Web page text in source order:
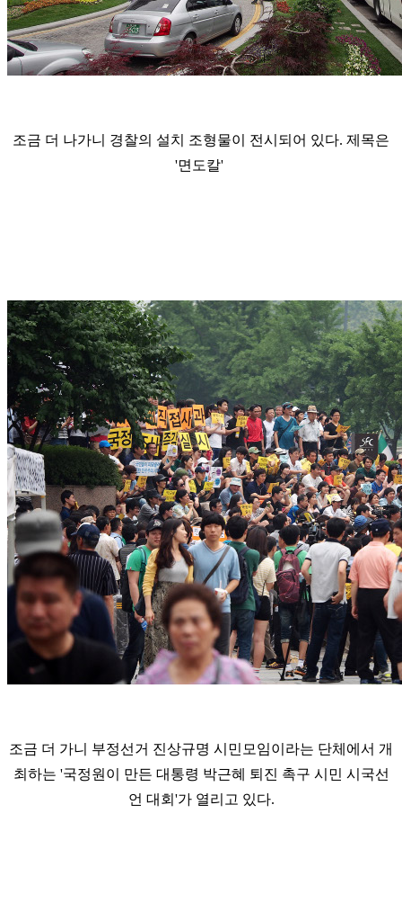
조금 더 나가니 경찰의 설치 조형물이 전시되어 있다. 제목은
'면도칼'
조금 더 가니 부정선거 진상규명 시민모임이라는 단체에서 개
최하는 '국정원이 만든 대통령 박근혜 퇴진 촉구 시민 시국선
언 대회'가 열리고 있다.